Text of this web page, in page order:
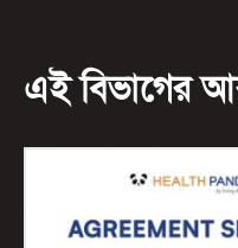
এই বিভাগের